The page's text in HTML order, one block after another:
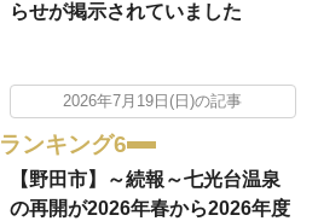
らせが掲示されていました
2026年7月19日(日)の記事
ランキング6
【野田市】～続報～七光台温泉
の再開が2026年春から2026年度